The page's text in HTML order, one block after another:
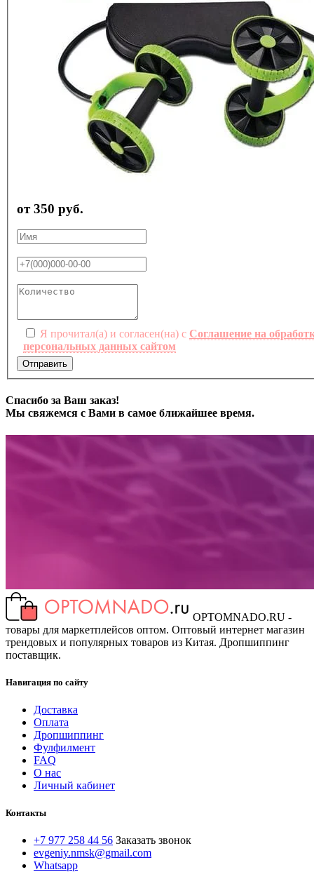
от 350 руб.
Я прочитал(а) и согласен(на) с Соглашение на
персональных данных сайтом
Отправить
Спасибо за Ваш заказ!
Мы свяжемся с Вами в самое ближайшее время.
OPTOMNADO.RU -
товары для маркетплейсов оптом. Оптовый интернет магазин
трендовых и популярных товаров из Китая. Дропшиппинг
поставщик.
Навигация по сайту
Доставка
Оплата
Дропшиппинг
Фулфилмент
FAQ
О нас
Личный кабинет
Контакты
+7 977 258 44 56 Заказать звонок
evgeniy.nmsk@gmail.com
Whatsapp